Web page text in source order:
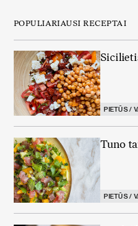
POPULIARIAUSI RECEPTAI
PIETŪS /
Tuno
PIETŪS /